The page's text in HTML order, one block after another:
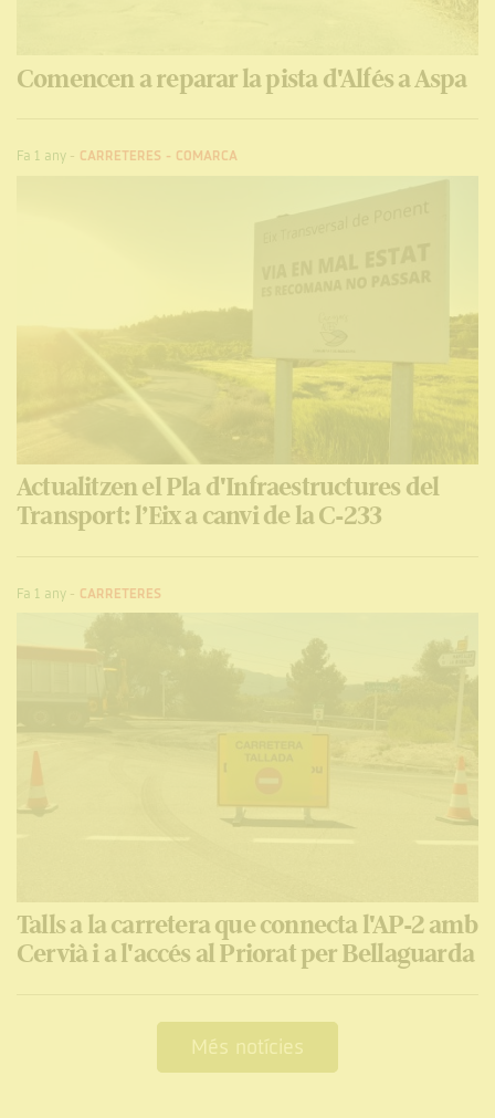
Comencen a reparar la pista d'Alfés a Aspa
Fa 1 any- CARRETERES - COMARCA
Actualitzen el Pla d'Infraestructures del
Transport: l’Eix a canvi de la C-233
Fa 1 any- CARRETERES
Talls a la carretera que connecta l'AP-2 amb
Cervià i a l'accés al Priorat per Bellaguarda
Més notícies